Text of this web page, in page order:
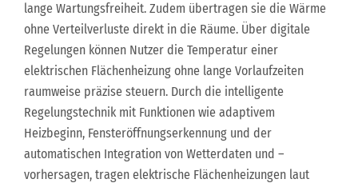
lange Wartungsfreiheit. Zudem übertragen sie die Wärme
ohne Verteilverluste direkt in die Räume. Über digitale
Regelungen können Nutzer die Temperatur einer
elektrischen Flächenheizung ohne lange Vorlaufzeiten
raumweise präzise steuern. Durch die intelligente
Regelungstechnik mit Funktionen wie adaptivem
Heizbeginn, Fensteröffnungserkennung und der
automatischen Integration von Wetterdaten und –
vorhersagen, tragen elektrische Flächenheizungen laut